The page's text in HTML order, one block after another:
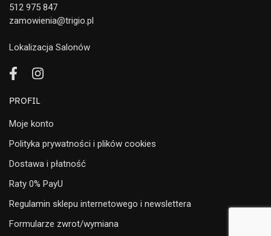
512 975 847
zamowienia@trigio.pl
Lokalizacja Salonów
PROFIL
Moje konto
Polityka prywatności i plików cookies
Dostawa i płatność
Raty 0% PayU
Regulamin sklepu internetowego i newslettera
Formularze zwrot/wymiana